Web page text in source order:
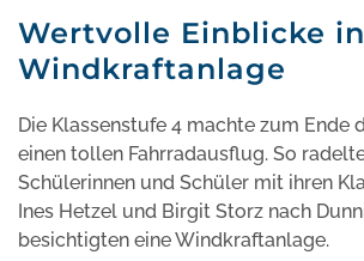
Wertvolle Einblicke
Windkraftanlage
Die Klassenstufe 4 machte zum Ende
einen tollen Fahrradausflug. So
Schülerinnen und Schüler mit ihren
Ines Hetzel und Birgit Storz nach
besichtigten eine Windkraftanlage.